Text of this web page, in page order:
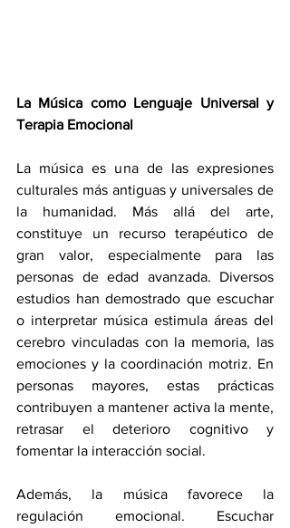
La Música como Lenguaje Universal y
Terapia Emocional
La música es una de las expresiones
culturales más antiguas y universales de
la humanidad. Más allá del arte,
constituye un recurso terapéutico de
gran valor, especialmente para las
personas de edad avanzada. Diversos
estudios han demostrado que escuchar
o interpretar música estimula áreas del
cerebro vinculadas con la memoria, las
emociones y la coordinación motriz. En
personas mayores, estas prácticas
contribuyen a mantener activa la mente,
retrasar el deterioro cognitivo y
fomentar la interacción social.
Además, la música favorece la
regulación emocional. Escuchar